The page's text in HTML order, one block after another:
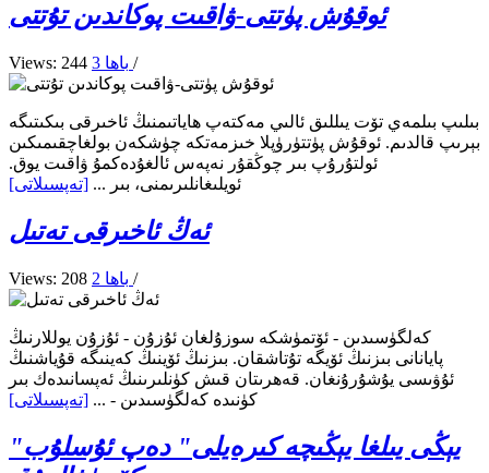
ئوقۇش پۈتتى-ۋاقىت پوكاندىن تۇتتى
Views: 244 /
بىلىپ بىلمەي تۆت يىللىق ئالىي مەكتەپ ھاياتىمنىڭ ئاخىرقى بىكىتىگە
بېرىپ قالدىم. ئوقۇش پۈتتۈرۈپلا خىزمەتكە چۈشكەن بولغاچقىمىكىن
ئولتۇرۇپ بىر چوڭقۇر نەپەس ئالغۇدەكمۇ ۋاقىت يوق.
ئويلىغانلىرىمنى، بىر ... [تەپسىلاتى]
ئەڭ ئاخىرقى تەتىل
Views: 208 /
كەلگۈسىدىن - ئۆتمۈشكە سوزۇلغان ئۇزۇن - ئۇزۇن يوللارنىڭ
پايانانى بىزنىڭ ئۆيگە تۇتاشقان. بىزنىڭ ئۆينىڭ كەينىگە قۇياشنىڭ
ئۇۋىسى يۇشۇرۇنغان. قەھرىتان قىش كۈنلىرىنىڭ ئەپسانىدەك بىر
كۈنىدە كەلگۈسىدىن - ... [تەپسىلاتى]
"يېڭى يىلغا يېڭىچە كىرەيلى" دەپ ئۇسلۇب